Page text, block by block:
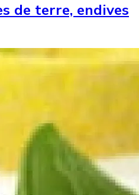
de terre, endives